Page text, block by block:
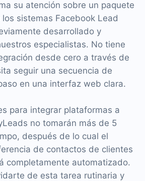
su atención sobre un paquete
sistemas Facebook Lead
desarrollado y
especialistas. No tiene
desde cero a través de
seguir una secuencia de
en una interfaz web clara.
para integrar plataformas a
no tomarán más de 5
después de lo cual el
de contactos de clientes
completamente automatizado.
de esta tarea rutinaria y